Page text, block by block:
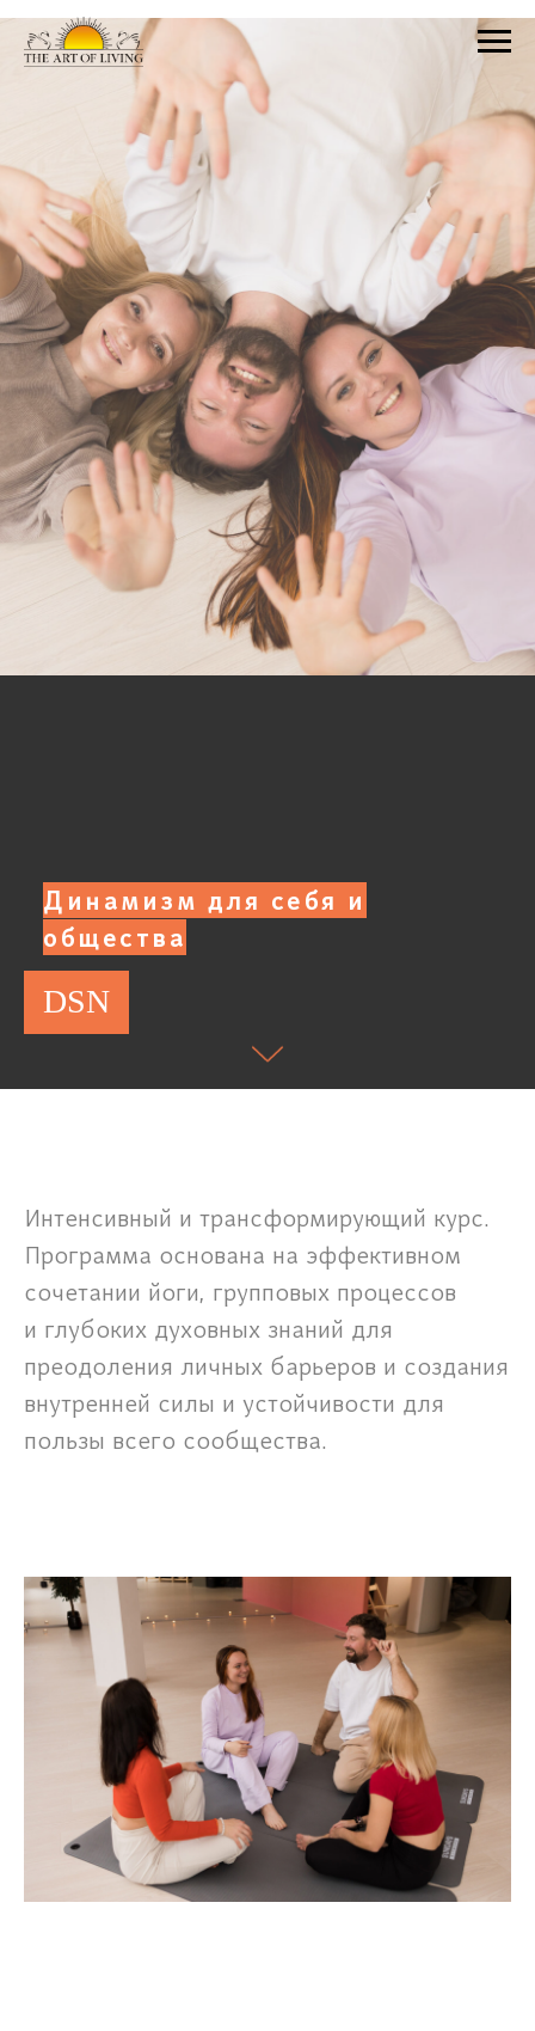
Динамизм для себя и
общества
DSN
Интенсивный и трансформирующий курс.
Программа основана на эффективном
сочетании йоги, групповых процессов
и глубоких духовных знаний для
преодоления личных барьеров и создания
внутренней силы и устойчивости для
пользы всего сообщества.